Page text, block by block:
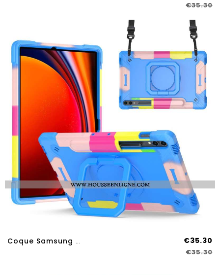
€35.30
Coque Samsung Galaxy Tab S9 Plus / Tab S9 FE Plus Design Avec Bandoulière €35.30
€35.30